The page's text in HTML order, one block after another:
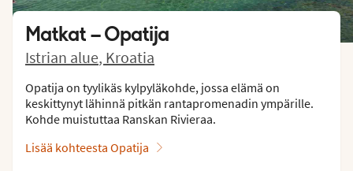
Matkat –Opatija
Istrian alue, Kroatia
Opatija on tyylikäs kylpyläkohde, jossa elämä on
keskittynyt lähinnä pitkän rantapromenadin ympärille.
Kohde muistuttaa Ranskan Rivieraa.
Lisää kohteesta Opatija